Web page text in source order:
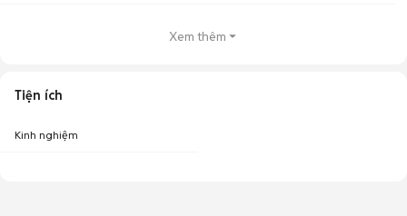
Xem thêm
Tiện ích
Kinh nghiệm